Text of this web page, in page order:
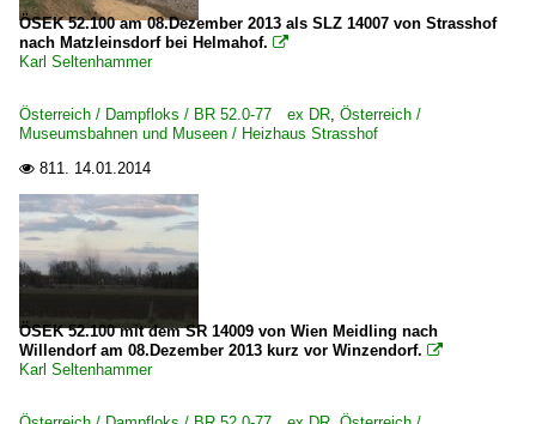
ÖSEK 52.100 am 08.Dezember 2013 als SLZ 14007 von Strasshof
nach Matzleinsdorf bei Helmahof. 
Karl Seltenhammer
Österreich / Dampfloks / BR 52.0-77 ex DR, Österreich /
Museumsbahnen und Museen / Heizhaus Strasshof
 811. 14.01.2014
ÖSEK 52.100 mit dem SR 14009 von Wien Meidling nach
Willendorf am 08.Dezember 2013 kurz vor Winzendorf. 
Karl Seltenhammer